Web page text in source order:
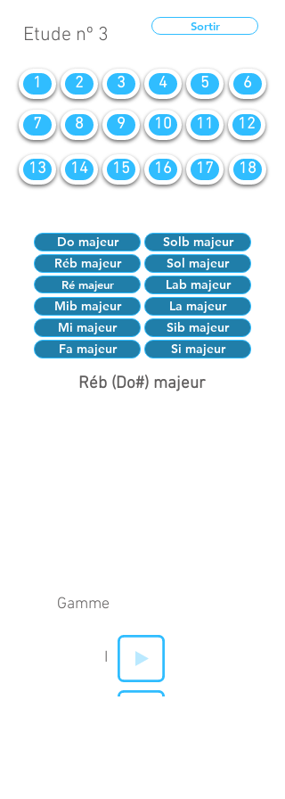
Etude nº 3 Sortir
1 2 3 4 5 6
7 8 9 10 11 12
13 14 15 16 17 18
Do majeur
Solb majeur
Réb majeur
Sol majeur
Ré majeur
Lab majeur
Mib majeur
La majeur
Mi majeur
Sib majeur
Fa majeur
Si majeur
Réb (Do#) majeur
Gamme
I